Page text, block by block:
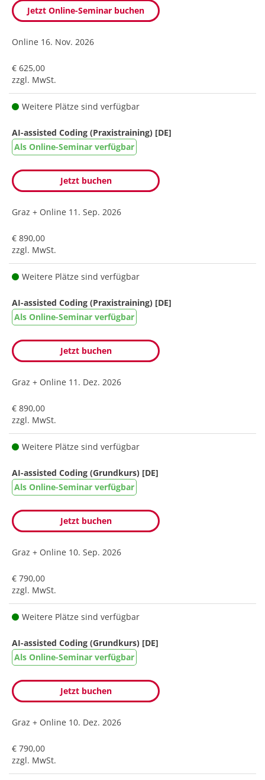
Jetzt Online-Seminar buchen
Online 16. Nov. 2026
€ 625,00
zzgl. MwSt.
Weitere Plätze sind verfügbar
AI-assisted Coding (Praxistraining) [DE]
Als Online-Seminar verfügbar
Jetzt buchen
Graz + Online 11. Sep. 2026
€ 890,00
zzgl. MwSt.
Weitere Plätze sind verfügbar
AI-assisted Coding (Praxistraining) [DE]
Als Online-Seminar verfügbar
Jetzt buchen
Graz + Online 11. Dez. 2026
€ 890,00
zzgl. MwSt.
Weitere Plätze sind verfügbar
AI-assisted Coding (Grundkurs) [DE]
Als Online-Seminar verfügbar
Jetzt buchen
Graz + Online 10. Sep. 2026
€ 790,00
zzgl. MwSt.
Weitere Plätze sind verfügbar
AI-assisted Coding (Grundkurs) [DE]
Als Online-Seminar verfügbar
Jetzt buchen
Graz + Online 10. Dez. 2026
€ 790,00
zzgl. MwSt.